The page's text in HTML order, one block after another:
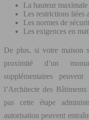
La hauteur
Les restrictions liées
Les normes de
Les exigences en
De plus, si votre maison
proximité d’un
supplémentaires
l’Architecte des
pas cette étape
autorisation peuvent